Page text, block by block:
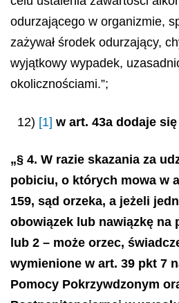
odurzającego w organizmie,
zażywał środek odurzający,
wyjątkowy wypadek,
okolicznościami.”;
12) [1] w art. 43a dodaje
„§ 4. W razie skazania za
pobiciu, o których mowa w
159, sąd orzeka, a jeżeli
obowiązek lub nawiązkę na
lub 2 – może orzec,
wymienione w art. 39 pkt 7
Pomocy Pokrzywdzonym